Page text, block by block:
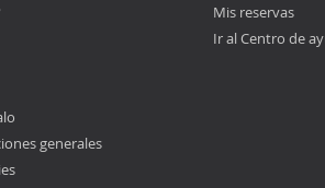
generales
Mis reservas
Ir al Centro de